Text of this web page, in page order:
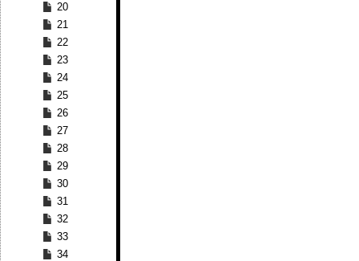
20
21
22
23
24
25
26
27
28
29
30
31
32
33
34